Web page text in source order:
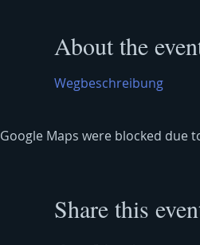
About the
Wegbeschreibung
Google Maps were blocked due
Share this